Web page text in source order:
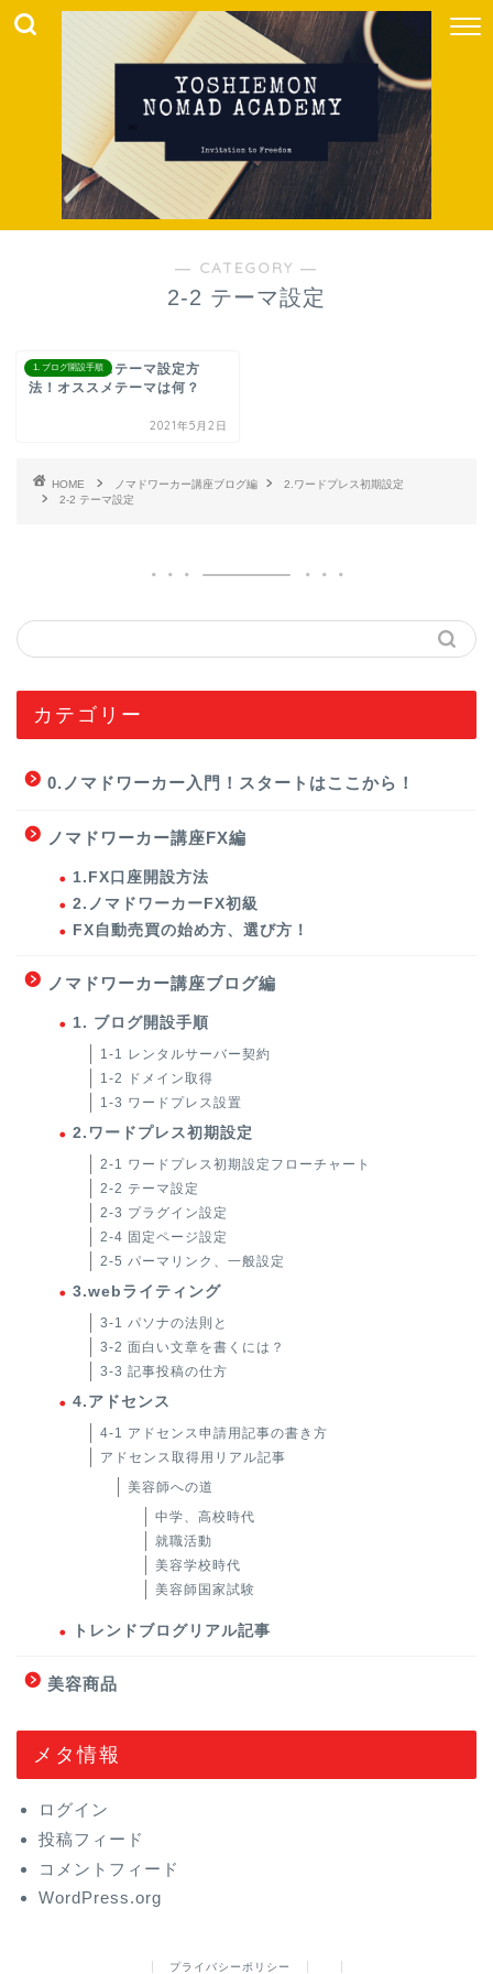
― CATEGORY ―
2-2 テーマ設定
1. ブログ開設手順
ワードプレステーマ設定方
法！オススメテーマは何？
2021年5月2日
HOME ノマドワーカー講座ブログ編
2.ワードプレス初期設定
2-2 テーマ設定
カテゴリー
0.ノマドワーカー入門！スタートはここから！
ノマドワーカー講座FX編
1.FX口座開設方法
2.ノマドワーカーFX初級
FX自動売買の始め方、選び方！
ノマドワーカー講座ブログ編
1. ブログ開設手順
1-1 レンタルサーバー契約
1-2 ドメイン取得
1-3 ワードプレス設置
2.ワードプレス初期設定
2-1 ワードプレス初期設定フローチャート
2-2 テーマ設定
2-3 プラグイン設定
2-4 固定ページ設定
2-5 パーマリンク、一般設定
3.webライティング
3-1 パソナの法則と
3-2 面白い文章を書くには？
3-3 記事投稿の仕方
4.アドセンス
4-1 アドセンス申請用記事の書き方
アドセンス取得用リアル記事
美容師への道
中学、高校時代
就職活動
美容学校時代
美容師国家試験
トレンドブログリアル記事
美容商品
メタ情報
ログイン
投稿フィード
コメントフィード
WordPress.org
プライバシーポリシー